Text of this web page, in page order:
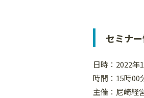
セミナ
日時：2022年
時間：15時00
主催：尼崎経